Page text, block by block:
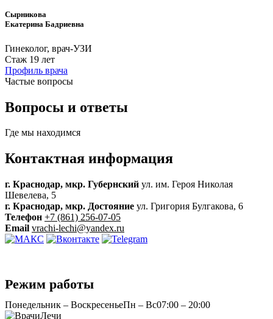
Сырникова
Екатерина Бадриевна
Гинеколог, врач-УЗИ
Стаж 19 лет
Профиль врача
Частые вопросы
Вопросы и ответы
Где мы находимся
Контактная информация
г. Краснодар, мкр. Губернский ул. им. Героя Николая
Шевелева, 5
г. Краснодар, мкр. Достояние ул. Григория Булгакова, 6
Телефон +7 (861) 256-07-05
Email vrachi-lechi@yandex.ru
Режим работы
Понедельник – ВоскресеньеПн – Вс07:00 – 20:00